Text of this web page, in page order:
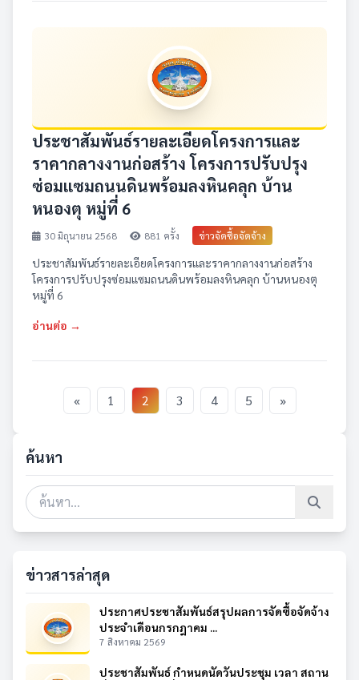
ประชาสัมพันธ์รายละเอียดโครงการและ
ราคากลางงานก่อสร้าง โครงการปรับปรุง
ซ่อมแซมถนนดินพร้อมลงหินคลุก บ้าน
หนองตุ หมู่ที่ 6
30 มิถุนายน 2568 881 ครั้ง ข่าวจัดซื้อจัดจ้าง
ประชาสัมพันธ์รายละเอียดโครงการและราคากลางงานก่อสร้าง
โครงการปรับปรุงซ่อมแซมถนนดินพร้อมลงหินคลุก บ้านหนองตุ
หมู่ที่ 6
อ่านต่อ →
« 1 2 3 4 5 »
ค้นหา
ข่าวสารล่าสุด
ประกาศประชาสัมพันธ์สรุปผลการจัดซื้อจัดจ้าง
ประจำเดือนกรกฎาคม ...
7 สิงหาคม 2569
ประชาสัมพันธ์ กำหนดนัดวันประชุม เวลา สถาน